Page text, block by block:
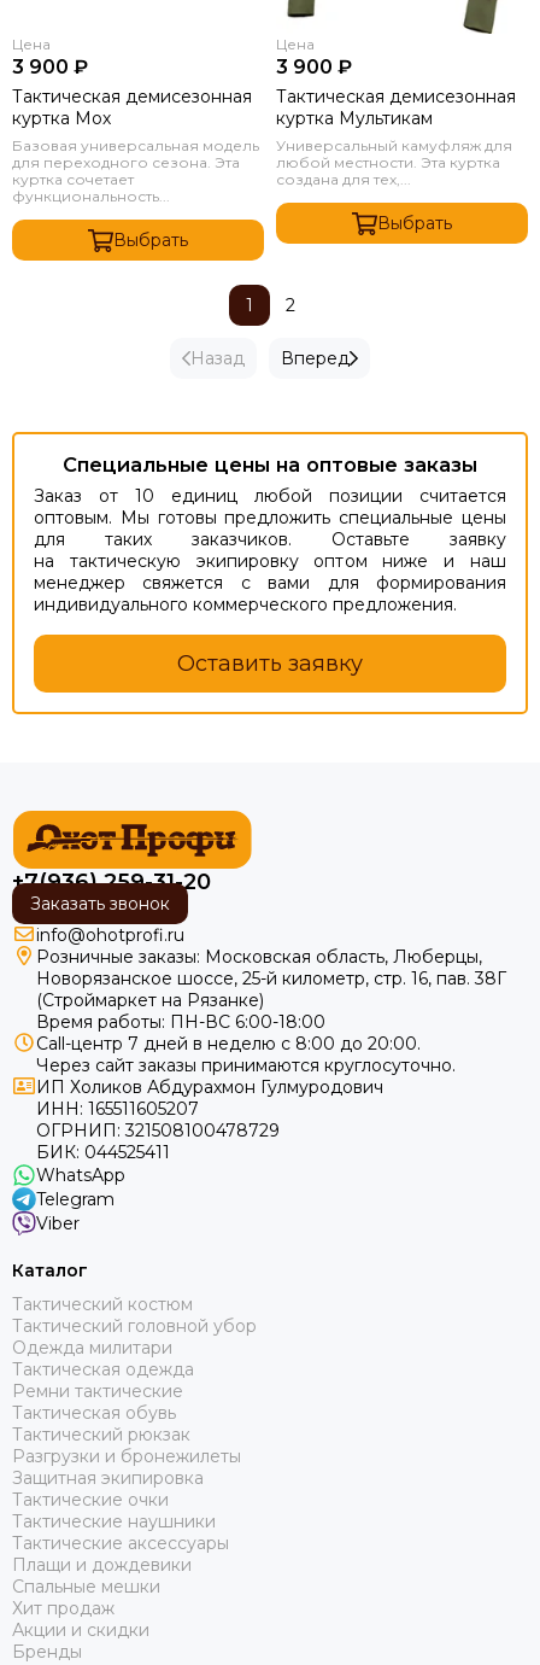
Цена
3 900 ₽
Тактическая демисезонная
куртка Мох
Базовая универсальная модель
для переходного сезона. Эта
куртка сочетает
функциональность...
Выбрать
Цена
3 900 ₽
Тактическая демисезонная
куртка Мультикам
Универсальный камуфляж для
любой местности. Эта куртка
создана для тех,...
Выбрать
Назад
1 2
Вперед
Специальные цены на оптовые заказы
Заказ от 10 единиц любой позиции считается
оптовым. Мы готовы предложить специальные цены
для таких заказчиков. Оставьте заявку
на тактическую экипировку оптом ниже и наш
менеджер свяжется с вами для формирования
индивидуального коммерческого предложения.
Оставить заявку
+7(936) 259-31-20
Заказать звонок
info@ohotprofi.ru
Розничные заказы: Московская область, Люберцы,
Новорязанское шоссе, 25-й километр, стр. 16, пав. 38Г
(Строймаркет на Рязанке)
Время работы: ПН-ВС 6:00-18:00
Call-центр 7 дней в неделю с 8:00 до 20:00.
Через сайт заказы принимаются круглосуточно.
ИП Холиков Абдурахмон Гулмуродович
ИНН: 165511605207
ОГРНИП: 321508100478729
БИК: 044525411
WhatsApp
Telegram
Viber
Каталог
Тактический костюм
Тактический головной убор
Одежда милитари
Тактическая одежда
Ремни тактические
Тактическая обувь
Тактический рюкзак
Разгрузки и бронежилеты
Защитная экипировка
Тактические очки
Тактические наушники
Тактические аксессуары
Плащи и дождевики
Спальные мешки
Хит продаж
Акции и скидки
Бренды